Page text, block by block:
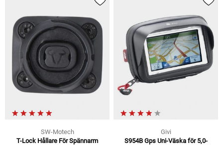
SW-Motech
T-Lock Hållare För Spännarm
Givi
S954B Gps Uni-Väska för 5,0-